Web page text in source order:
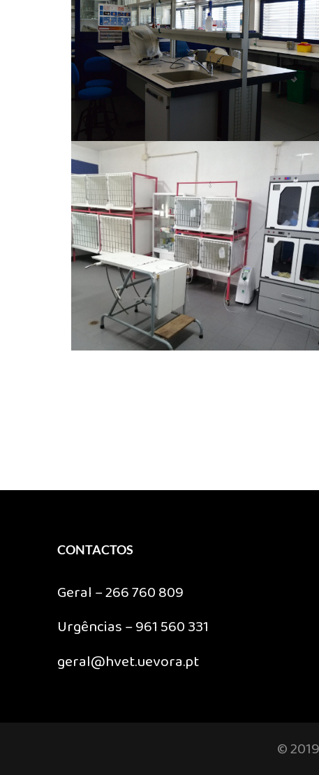
CONTACTOS
Geral – 266 760 809
Urgências – 961 560 331
geral@hvet.uevora.pt
©